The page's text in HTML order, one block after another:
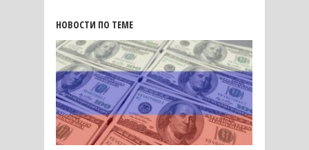
НОВОСТИ ПО ТЕМЕ